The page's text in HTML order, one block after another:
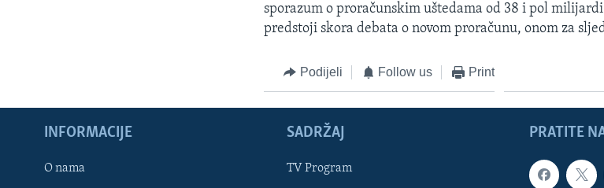
Learning English
sporazum o proračunskim uštedama od 38 i pol
predstoji skora debata o novom proračunu, onom za
Podijeli Follow us Print
PRATITE
INFORMACIJE
O nama
SADRŽAJ
TV Program